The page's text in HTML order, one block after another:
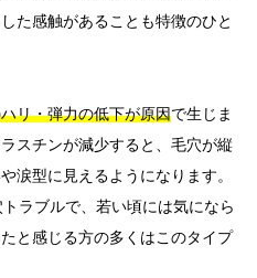
た感触があることも特徴のひと
リ・弾力の低下が原因で生じま
スチンが減少すると、毛穴が縦
涙型に見えるようになります。
ラブルで、若い頃には気になら
と感じる方の多くはこのタイプ